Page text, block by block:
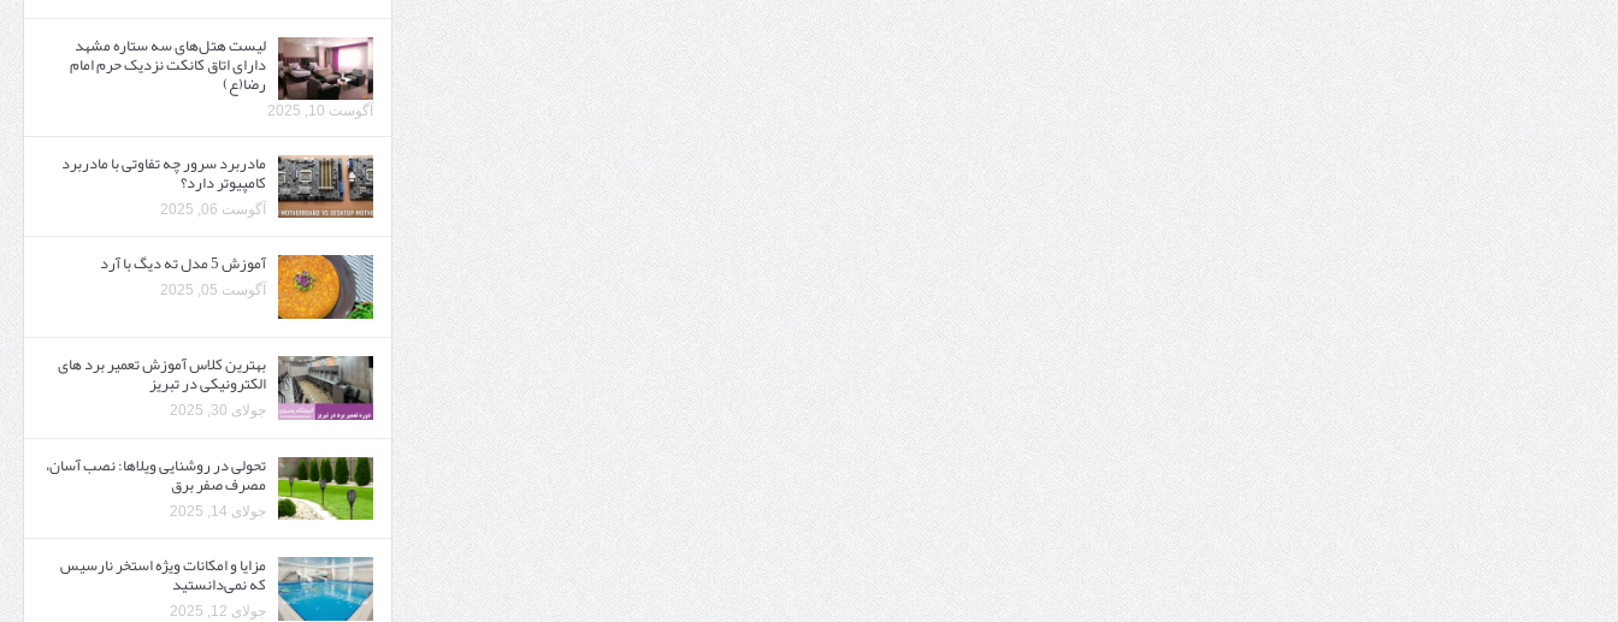
لیست هتل‌های سه ستاره مشهد
دارای اتاق کانکت نزدیک حرم امام
رضا(ع)
آگوست 10, 2025
مادربرد سرور چه تفاوتی با مادربرد
کامپیوتر دارد؟
آگوست 06, 2025
آموزش 5 مدل ته دیگ با آرد
آگوست 05, 2025
بهترین کلاس آموزش تعمیر برد های
الکترونیکی در تبریز
جولای 30, 2025
تحولی در روشنایی ویلاها: نصب آسان،
مصرف صفر برق
جولای 14, 2025
مزایا و امکانات ویژه استخر نارسیس
که نمی‌دانستید
جولای 12, 2025